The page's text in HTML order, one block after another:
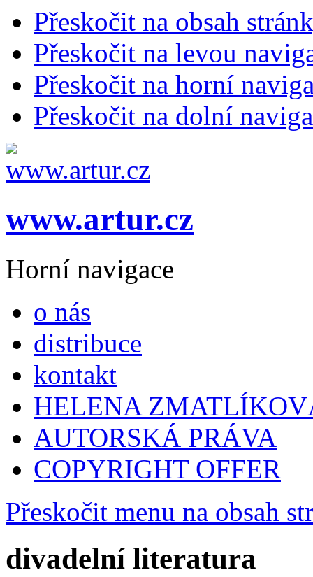
Přeskočit na obsah
Přeskočit na levou
Přeskočit na horní
Přeskočit na dolní
www.artur.cz
Horní navigace
o nás
distribuce
kontakt
HELENA
AUTORSKÁ PRÁVA
COPYRIGHT OFFER
Přeskočit menu na obsah
divadelní literatura